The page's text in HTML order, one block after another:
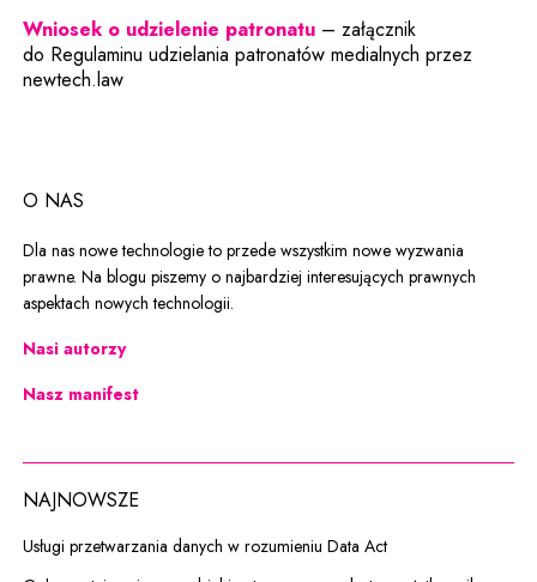
Wniosek o udzielenie patronatuUwaga, link zostanie
– załącznik
do Regulaminu udzielania patronatów medialnych przez
newtech.law
O NAS
Dla nas nowe technologie to przede wszystkim nowe wyzwania
prawne. Na blogu piszemy o najbardziej interesujących prawnych
aspektach nowych technologii.
Nasi autorzy
Nasz manifest
NAJNOWSZE
Usługi przetwarzania danych w rozumieniu Data Act